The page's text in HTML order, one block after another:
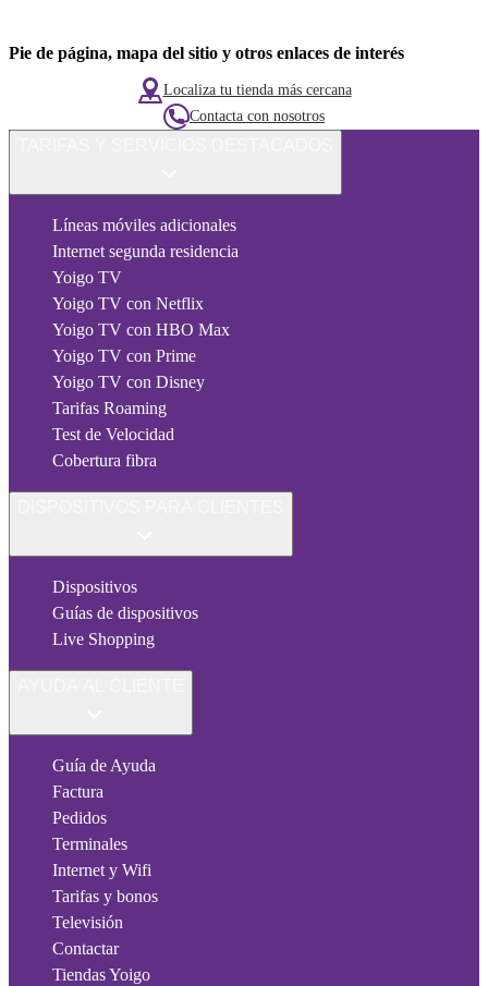
Pie de página, mapa del sitio y otros enlaces de interés
Localiza tu tienda más cercana
Contacta con nosotros
Líneas móviles adicionales
Internet segunda residencia
Yoigo TV
Yoigo TV con Netflix
Yoigo TV con HBO Max
Yoigo TV con Prime
Yoigo TV con Disney
Tarifas Roaming
Test de Velocidad
Cobertura fibra
Dispositivos
Guías de dispositivos
Live Shopping
Guía de Ayuda
Factura
Pedidos
Terminales
Internet y Wifi
Tarifas y bonos
Televisión
Contactar
Tiendas Yoigo